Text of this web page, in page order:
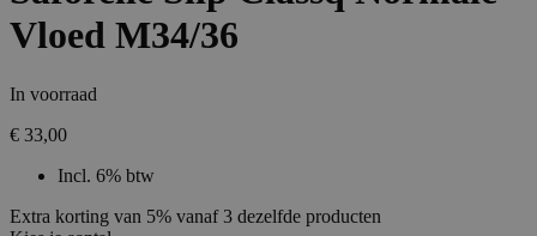
Vloed M34/36
In voorraad
€ 33,00
Incl. 6% btw
Extra korting van 5% vanaf 3 dezelfde producten